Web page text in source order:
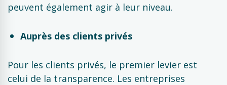
peuvent également agir à leur niveau.
Auprès des clients privés
Pour les clients privés, le premier levier est
celui de la transparence. Les entreprises